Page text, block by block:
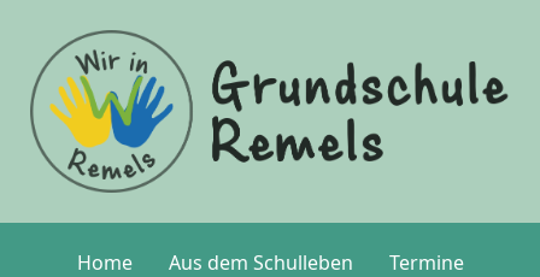
Home Aus dem Schulleben Termine